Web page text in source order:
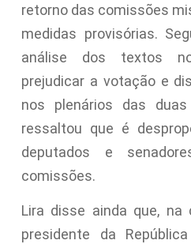
retorno das comissões
medidas provisórias.
análise dos textos
prejudicar a votação e
nos plenários das
ressaltou que é
deputados e
comissões.
Lira disse ainda que, na
presidente da